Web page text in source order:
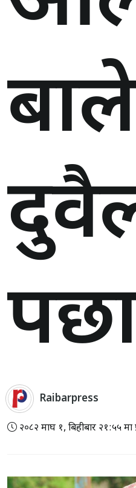
Raibarpress
२०८२ माघ १, बिहीबार २१:५५ मा